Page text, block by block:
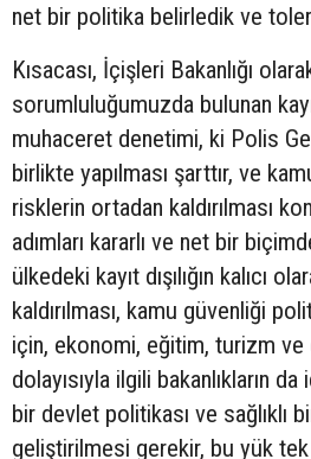
net bir politika belirledik ve
Kısacası, İçişleri Bakanlığı
sorumluluğumuzda bulunan
muhaceret denetimi, ki Polis
birlikte yapılması şarttır, ve
risklerin ortadan kaldırılması
adımları kararlı ve net bir
ülkedeki kayıt dışılığın kalıcı
kaldırılması, kamu güvenliği
için, ekonomi, eğitim, turizm ve
dolayısıyla ilgili bakanlıkların
bir devlet politikası ve sağlıklı
geliştirilmesi gerekir, bu yük tek